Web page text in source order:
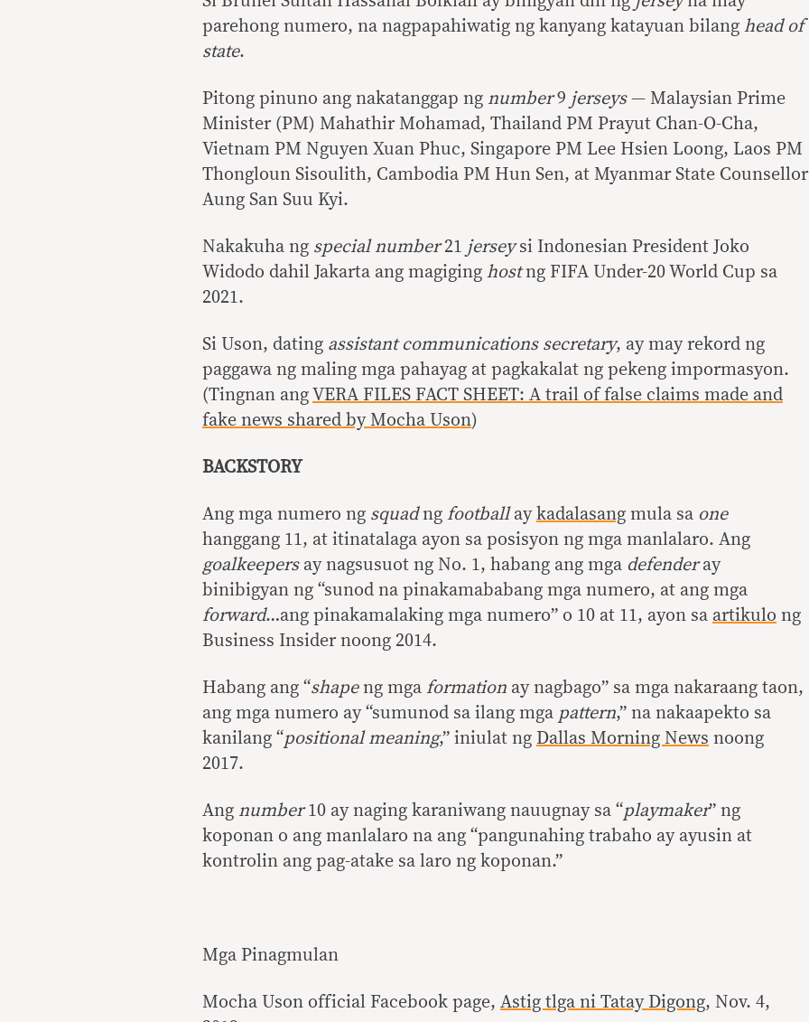
parehong numero, na nagpapahiwatig ng kanyang katayuan bilang head of
state.
Pitong pinuno ang nakatanggap ng number9 jerseys— Malaysian Prime
Minister (PM) Mahathir Mohamad, Thailand PM Prayut Chan-O-Cha,
Vietnam PM Nguyen Xuan Phuc, Singapore PM Lee Hsien Loong, Laos PM
Thongloun Sisoulith, Cambodia PM Hun Sen, at Myanmar State Counsellor
Aung San Suu Kyi.
Nakakuha ng special number21 jerseysi Indonesian President Joko
Widodo dahil Jakarta ang magiging hostng FIFA Under-20 World Cup sa
2021.
Si Uson, dating assistant communications secretary, ay may rekord ng
paggawa ng maling mga pahayag at pagkakalat ng pekeng impormasyon.
(Tingnan ang VERA FILES FACT SHEET: A trail of false claims made and
fake news shared by Mocha Uson)
BACKSTORY
Ang mga numero ng squadng footballay kadalasang mula sa one
hanggang 11, at itinatalaga ayon sa posisyon ng mga manlalaro. Ang
goalkeepersay nagsusuot ng No. 1, habang ang mga defenderay
binibigyan ng “sunod na pinakamababang mga numero, at ang mga
forward…ang pinakamalaking mga numero” o 10 at 11, ayon sa artikulo ng
Business Insider noong 2014.
Habang ang “shapeng mga formation ay nagbago” sa mga nakaraang taon,
ang mga numero ay “sumunod sa ilang mga pattern,” na nakaapekto sa
kanilang “positional meaning,” iniulat ng Dallas Morning News noong
2017.
Ang number10 ay naging karaniwang nauugnay sa “playmaker” ng
koponan o ang manlalaro na ang “pangunahing trabaho ay ayusin at
kontrolin ang pag-atake sa laro ng koponan.”
Mga Pinagmulan
Mocha Uson official Facebook page, Astig tlga ni Tatay Digong, Nov. 4,